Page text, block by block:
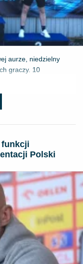
aurze, niedzielny
graczy. 10
funkcji
Polski